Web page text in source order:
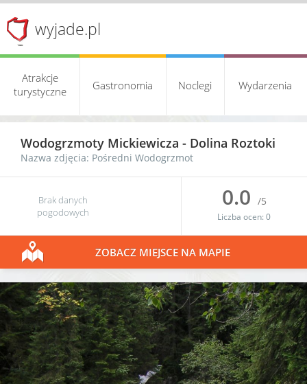
wyjade.pl
Atrakcje
turystyczne
Gastronomia Noclegi Wydarzenia
Wodogrzmoty Mickiewicza - Dolina Roztoki
Nazwa zdjęcia: Pośredni Wodogrzmot
Brak danych
pogodowych
0.0 /5
Liczba ocen:0
ZOBACZ MIEJSCE NA MAPIE